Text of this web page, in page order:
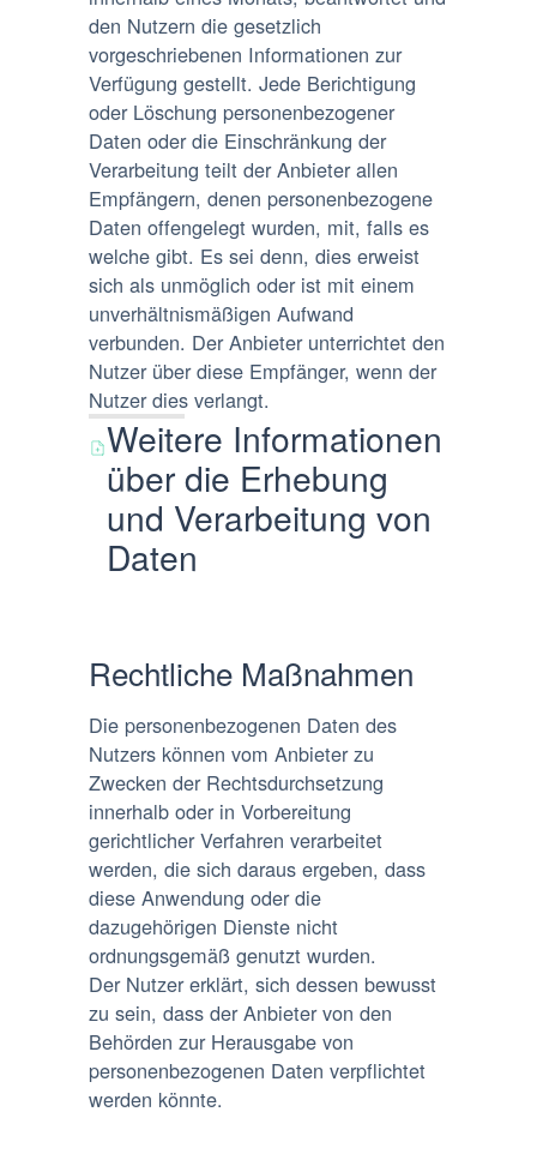
den Nutzern die gesetzlich
vorgeschriebenen Informationen zur
Verfügung gestellt. Jede Berichtigung
oder Löschung personenbezogener
Daten oder die Einschränkung der
Verarbeitung teilt der Anbieter allen
Empfängern, denen personenbezogene
Daten offengelegt wurden, mit, falls es
welche gibt. Es sei denn, dies erweist
sich als unmöglich oder ist mit einem
unverhältnismäßigen Aufwand
verbunden. Der Anbieter unterrichtet den
Nutzer über diese Empfänger, wenn der
Nutzer dies verlangt.
Weitere Informationen
über die Erhebung
und Verarbeitung von
Daten
Rechtliche Maßnahmen
Die personenbezogenen Daten des
Nutzers können vom Anbieter zu
Zwecken der Rechtsdurchsetzung
innerhalb oder in Vorbereitung
gerichtlicher Verfahren verarbeitet
werden, die sich daraus ergeben, dass
diese Anwendung oder die
dazugehörigen Dienste nicht
ordnungsgemäß genutzt wurden.
Der Nutzer erklärt, sich dessen bewusst
zu sein, dass der Anbieter von den
Behörden zur Herausgabe von
personenbezogenen Daten verpflichtet
werden könnte.